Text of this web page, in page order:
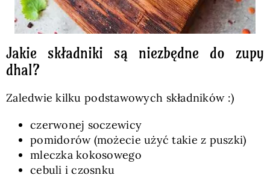
Jakie składniki są niezbędne do zupy
dhal?
Zaledwie kilku podstawowych składników :)
czerwonej soczewicy
pomidorów (możecie użyć takie z puszki)
mleczka kokosowego
cebuli i czosnku